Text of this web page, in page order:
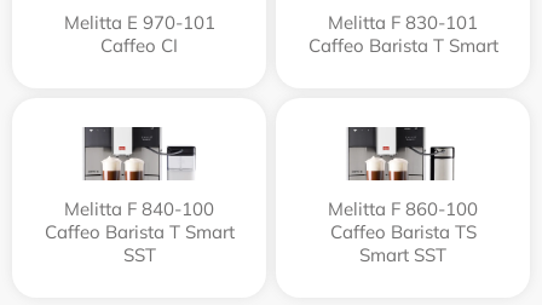
Melitta Е 970-101
Caffeo CI
Melitta F 830-101
Caffeo Barista T Smart
Melitta F 840-100
Caffeo Barista T Smart
SST
Melitta F 860-100
Caffeo Barista TS
Smart SST